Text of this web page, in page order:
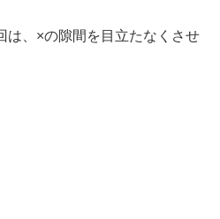
は、×の隙間を目立たなくさせ